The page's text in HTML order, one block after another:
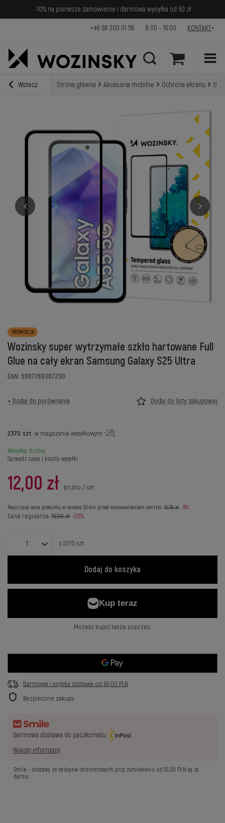
-10% na pierwsze zamówienie i darmowa wysyłka od 50 zł
+48 68 300 01 56 8:00 - 16:00 KONTAKT
Wstecz Strona główna Akcesoria mobilne Ochrona ekranu
PROMOCJA
Wozinsky super wytrzymałe szkło hartowane Full
Glue na cały ekran Samsung Galaxy S25 Ultra
EAN: 5907769367250
+ Dodaj do porównania Dodaj do listy zakupowej
2370 szt. w magazynie wysyłkowym
Wysyłka dzisiaj
Sprawdź czasy i koszty wysyłki
12,00 zł brutto /szt.
Najniższa cena produktu w okresie 30 dni przed wprowadzeniem obniżki: 12,76 zł -5%
Cena regularna:15,00 zł -20%
z 2370 szt.
Dodaj do koszyka
Możesz kupić także poprzez:
Darmowa i szybka dostawa od 50,00 PLN
Bezpieczne zakupy
Darmowa dostawa do paczkomatu
Więcej informacji
Smile - dostawy ze sklepów internetowych przy zamówieniu od50,00 PLN są za
darmo.